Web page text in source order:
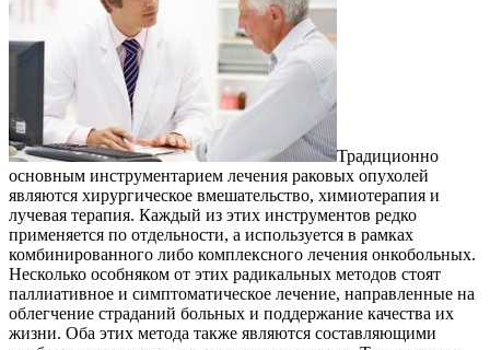
Традиционно
основным инструментарием лечения раковых опухолей
являются хирургическое вмешательство, химиотерапия и
лучевая терапия. Каждый из этих инструментов редко
применяется по отдельности, а используется в рамках
комбинированного либо комплексного лечения онкобольных.
Несколько особняком от этих радикальных методов стоят
паллиативное и симптоматическое лечение, направленные на
облегчение страданий больных и поддержание качества их
жизни. Оба этих метода также являются составляющими